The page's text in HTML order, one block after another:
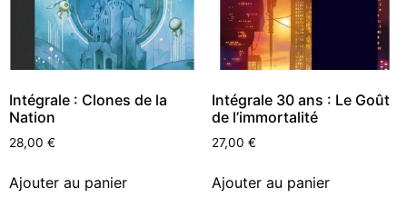
Intégrale : Clones de la
Nation
28,00 €
Ajouter au panier
Intégrale 30 ans : Le Goût
de l’immortalité
27,00 €
Ajouter au panier